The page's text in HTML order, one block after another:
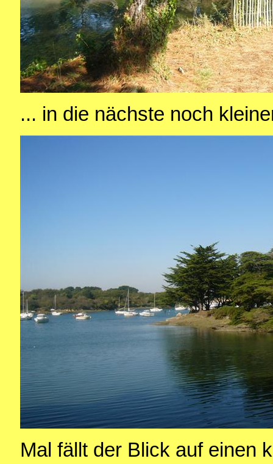
... in die nächste noch
Mal fällt der Blick auf einen